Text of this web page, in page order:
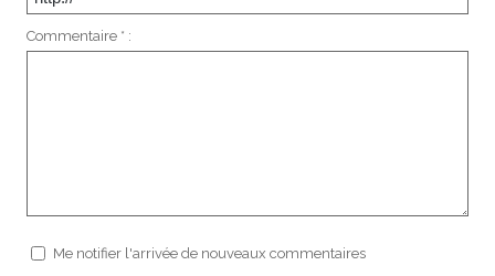
Commentaire * :
Me notifier l'arrivée de nouveaux commentaires